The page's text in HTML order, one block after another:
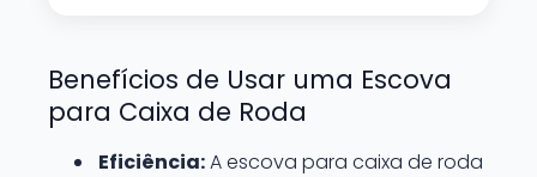
Benefícios de Usar uma Escova
para Caixa de Roda
Eficiência:A escova para caixa de roda